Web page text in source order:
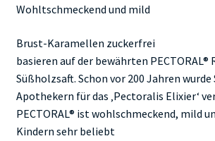
Wohltschmeckend und mild
Brust-Karamellen zuckerfrei
basieren auf der bewährten
Süßholzsaft. Schon vor 200 Jahren
Apothekern für das ‚Pectoralis Elixier‘
PECTORAL® ist wohlschmeckend, mild
Kindern sehr beliebt